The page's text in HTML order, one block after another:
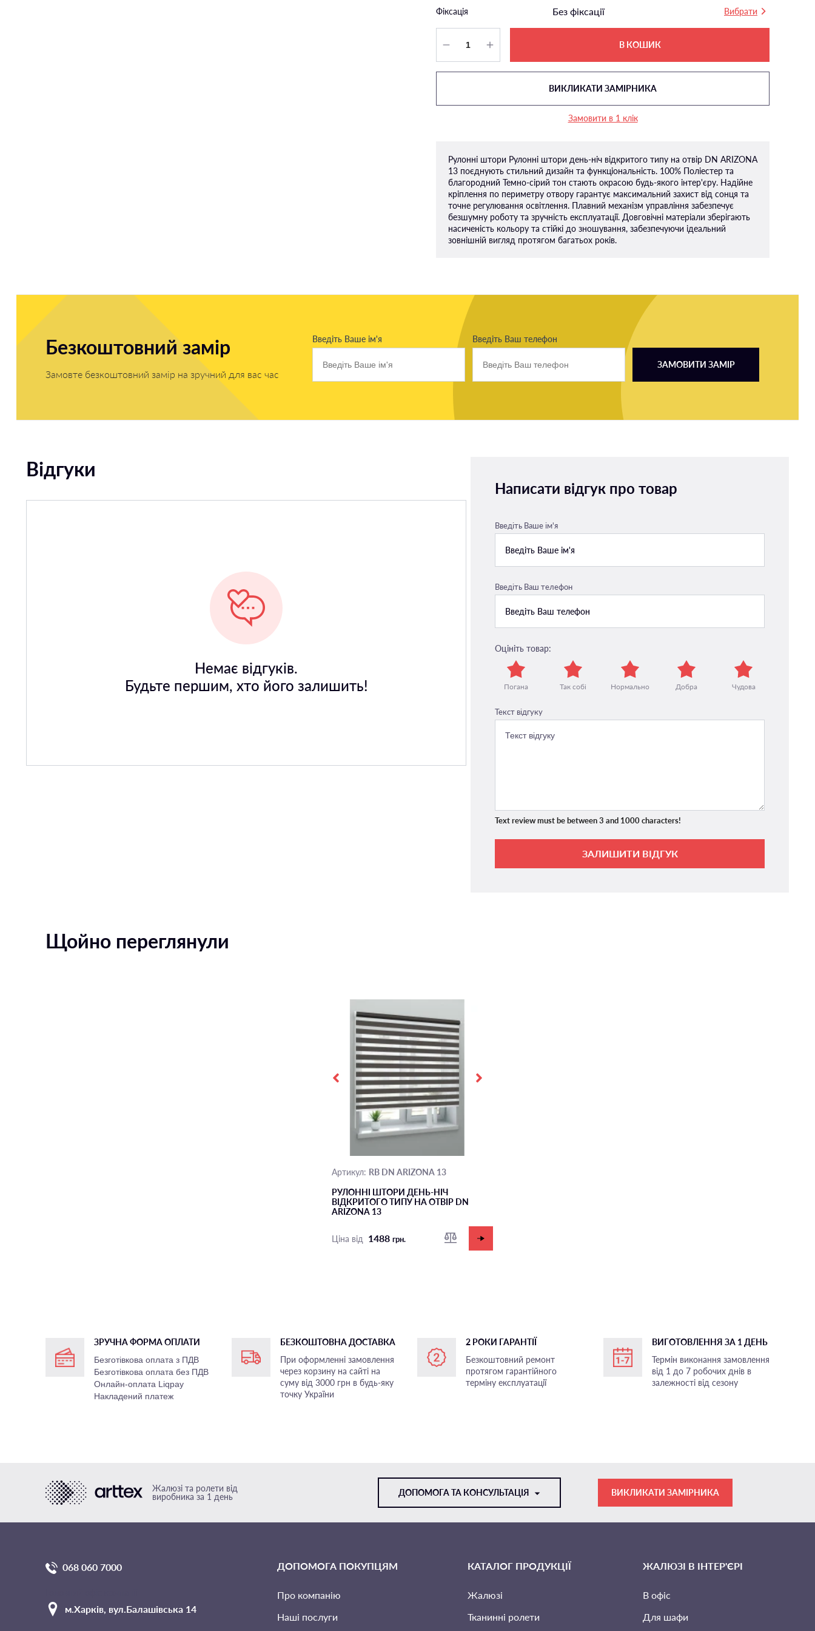
Фіксація Без фіксації Вибрати
В КОШИК
ВИКЛИКАТИ ЗАМІРНИКА
Замовити в 1 клік
Рулонні штори Рулонні штори день-ніч відкритого типу на отвір DN ARIZONA
13 поєднують стильний дизайн та функціональність. 100% Поліестер та
благородний Темно-сірий тон стають окрасою будь-якого інтер'єру. Надійне
кріплення по периметру отвору гарантує максимальний захист від сонця та
точне регулювання освітлення. Плавний механізм управління забезпечує
безшумну роботу та зручність експлуатації. Довговічні матеріали зберігають
насиченість кольору та стійкі до зношування, забезпечуючи ідеальний
зовнішній вигляд протягом багатьох років.
Безкоштовний замір
Замовте безкоштовний замір на зручний для вас час
Введіть Ваше ім'я Введіть Ваш телефон
ЗАМОВИТИ ЗАМІР
Відгуки
Немає відгуків.
Будьте першим, хто його залишить!
Написати відгук про товар
Введіть Ваше ім'я
Введіть Ваш телефон
Оцініть товар:
Погана Так собі Нормально Добра Чудова
Текст відгуку
Text review must be between 3 and 1000 characters!
ЗАЛИШИТИ ВІДГУК
Щойно переглянули
Артикул: RB DN ARIZONA 13
РУЛОННІ ШТОРИ ДЕНЬ-НІЧ
ВІДКРИТОГО ТИПУ НА ОТВІР DN
ARIZONA 13
Ціна від 1488 грн.
ЗРУЧНА ФОРМА ОПЛАТИ
Безготівкова оплата з ПДВ
Безготівкова оплата без ПДВ
Онлайн-оплата Liqpay
Накладений платеж
БЕЗКОШТОВНА ДОСТАВКА
При оформленні замовлення
через корзину на сайті на
суму від 3000 грн в будь-яку
точку України
2 РОКИ ГАРАНТІЇ
Безкоштовний ремонт
протягом гарантійного
терміну експлуатації
ВИГОТОВЛЕННЯ ЗА 1 ДЕНЬ
Термін виконання замовлення
від 1 до 7 робочих днів в
залежності від сезону
Жалюзі та ролети від
виробника за 1 день
ДОПОМОГА ТА КОНСУЛЬТАЦІЯ ВИКЛИКАТИ ЗАМІРНИКА
068 060 7000
м.Харкiв, вул.Балашівська 14
ДОПОМОГА ПОКУПЦЯМ
Про компанію
Наші послуги
КАТАЛОГ ПРОДУКЦІЇ
Жалюзі
Тканинні ролети
ЖАЛЮЗІ В ІНТЕР'ЄРІ
В офіс
Для шафи